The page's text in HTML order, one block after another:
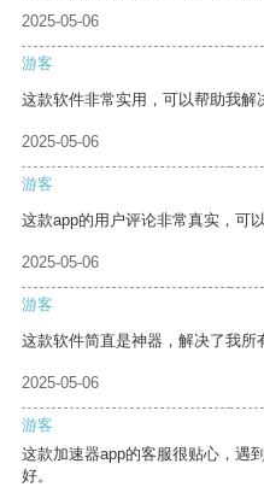
2025-05-06
游客
这款软件非常实用，可以帮助我解
2025-05-06
游客
这款app的用户评论非常真实，可
2025-05-06
游客
这款软件简直是神器，解决了我所
2025-05-06
游客
这款加速器app的客服很贴心，遇
好。